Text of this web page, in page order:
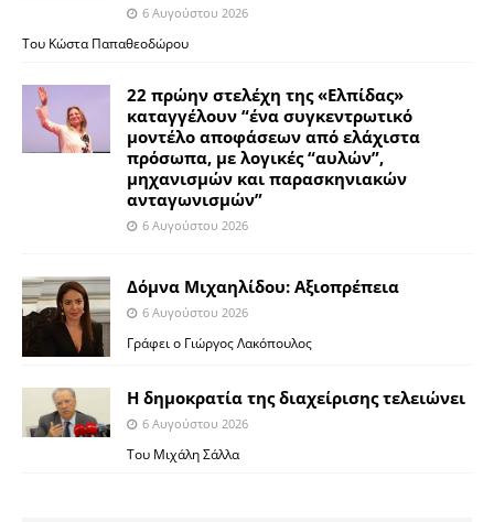
6 Αυγούστου 2026
Του Κώστα Παπαθεοδώρου
22 πρώην στελέχη της «Ελπίδας»
καταγγέλουν “ένα συγκεντρωτικό
μοντέλο αποφάσεων από ελάχιστα
πρόσωπα, με λογικές “αυλών”,
μηχανισμών και παρασκηνιακών
ανταγωνισμών”
6 Αυγούστου 2026
Δόμνα Μιχαηλίδου: Αξιοπρέπεια
6 Αυγούστου 2026
Γράφει ο Γιώργος Λακόπουλος
Η δημοκρατία της διαχείρισης τελειώνει
6 Αυγούστου 2026
Του Μιχάλη Σάλλα